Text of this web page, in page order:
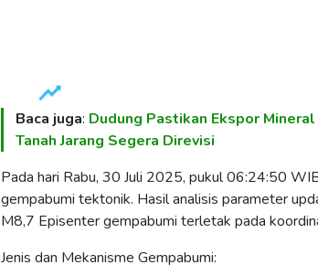
Baca juga: Dudung Pastikan Ekspor
Tanah Jarang Segera Direvisi
Pada hari Rabu, 30 Juli 2025, pukul 06:24:50
gempabumi tektonik. Hasil analisis parameter
M8,7 Episenter gempabumi terletak pada
Jenis dan Mekanisme Gempabumi: